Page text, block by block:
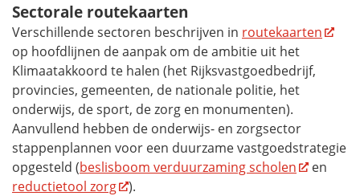
Sectorale routekaarten
Verschillende sectoren beschrijven in routekaarten
op hoofdlijnen de aanpak om de ambitie uit het
Klimaatakkoord te halen (het Rijksvastgoedbedrijf,
provincies, gemeenten, de nationale politie, het
onderwijs, de sport, de zorg en monumenten).
Aanvullend hebben de onderwijs- en zorgsector
stappenplannen voor een duurzame vastgoedstrategie
opgesteld (beslisboom verduurzaming scholen
en
reductietool zorg
).